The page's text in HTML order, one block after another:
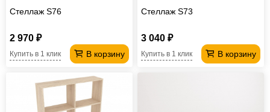
Стеллаж S76
2 970 ₽
В корзину
Купить в 1 клик
Стеллаж S73
3 040 ₽
В корзину
Купить в 1 клик